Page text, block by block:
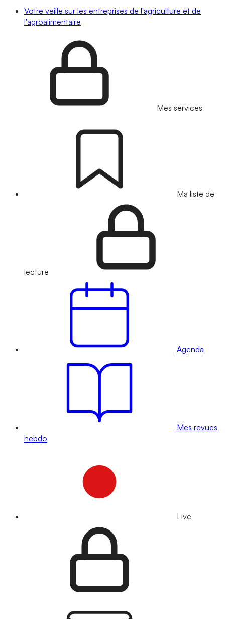
Votre veille sur les entreprises de l'agriculture et de
l'agroalimentaire
Mes services
Ma liste de
lecture
Agenda
Mes revues
hebdo
Live